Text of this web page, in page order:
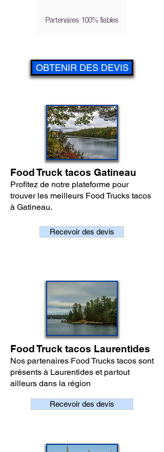
Partenaires 100% fiables
OBTENIR DES DEVIS
Food Truck tacos Gatineau
Profitez de notre plateforme pour
trouver les meilleurs Food Trucks tacos
à Gatineau.
Recevoir des devis
Food Truck tacos Laurentides
Nos partenaires Food Trucks tacos sont
présents à Laurentides et partout
ailleurs dans la région
Recevoir des devis